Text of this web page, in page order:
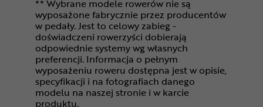
** Wybrane modele rowerów nie są
wyposażone fabrycznie przez producentów
w pedały. Jest to celowy zabieg -
doświadczeni rowerzyści dobierają
odpowiednie systemy wg własnych
preferencji. Informacja o pełnym
wyposażeniu roweru dostępna jest w opisie,
specyfikacji i na fotografiach danego
modelu na naszej stronie i w karcie
produktu.